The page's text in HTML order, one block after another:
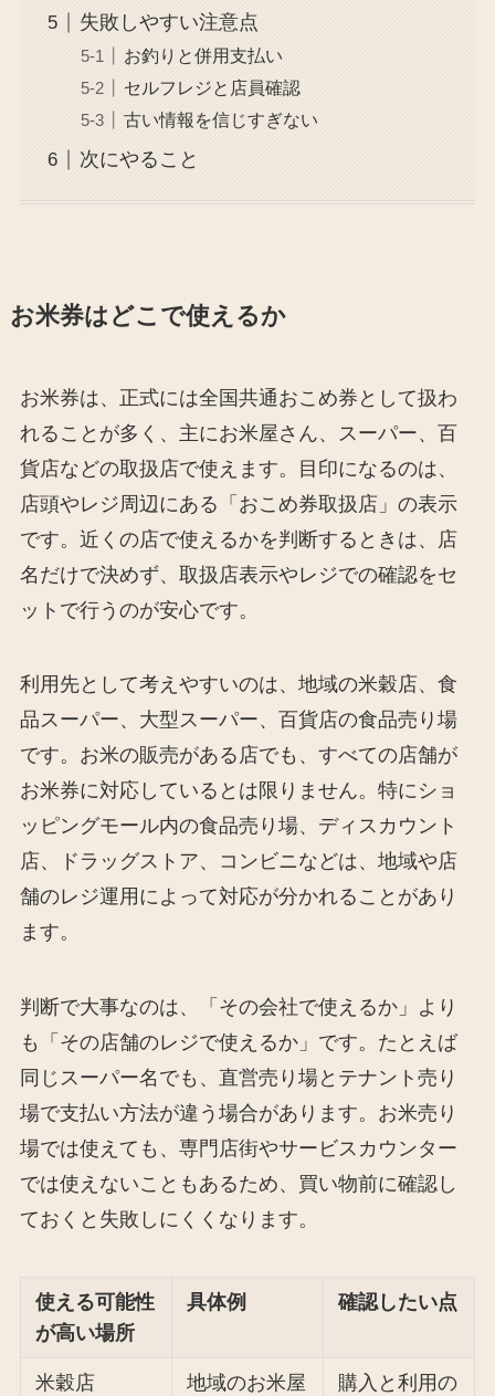
失敗しやすい注意点
お釣りと併用支払い
セルフレジと店員確認
古い情報を信じすぎない
次にやること
お米券はどこで使えるか
お米券は、正式には全国共通おこめ券として扱わ
れることが多く、主にお米屋さん、スーパー、百
貨店などの取扱店で使えます。目印になるのは、
店頭やレジ周辺にある「おこめ券取扱店」の表示
です。近くの店で使えるかを判断するときは、店
名だけで決めず、取扱店表示やレジでの確認をセ
ットで行うのが安心です。
利用先として考えやすいのは、地域の米穀店、食
品スーパー、大型スーパー、百貨店の食品売り場
です。お米の販売がある店でも、すべての店舗が
お米券に対応しているとは限りません。特にショ
ッピングモール内の食品売り場、ディスカウント
店、ドラッグストア、コンビニなどは、地域や店
舗のレジ運用によって対応が分かれることがあり
ます。
判断で大事なのは、「その会社で使えるか」より
も「その店舗のレジで使えるか」です。たとえば
同じスーパー名でも、直営売り場とテナント売り
場で支払い方法が違う場合があります。お米売り
場では使えても、専門店街やサービスカウンター
では使えないこともあるため、買い物前に確認し
ておくと失敗しにくくなります。
使える可能性
が高い場所
具体例 確認したい点
米穀店
地域のお米屋
購入と利用の